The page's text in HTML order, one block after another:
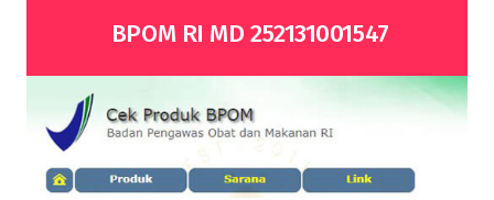
BPOM RI MD 252131001547